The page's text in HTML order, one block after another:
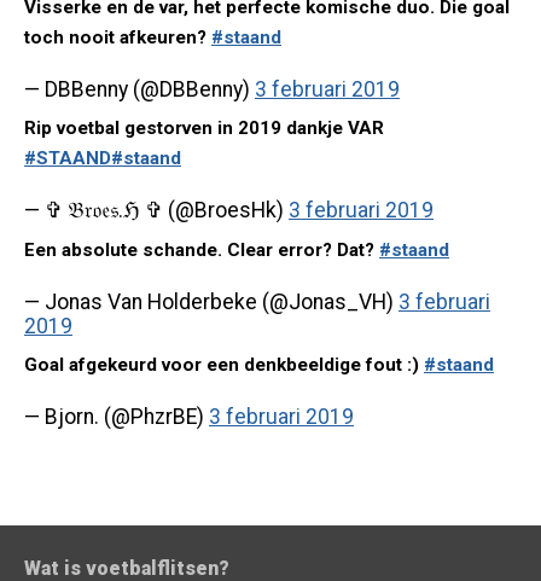
Visserke en de var, het perfecte komische duo. Die goal
toch nooit afkeuren? #staand
— DBBenny (@DBBenny) 3 februari 2019
Rip voetbal gestorven in 2019 dankje VAR
#STAAND#staand
— ✞ 𝔅𝔯𝔬𝔢𝔰.ℌ ✞ (@BroesHk) 3 februari 2019
Een absolute schande. Clear error? Dat? #staand
— Jonas Van Holderbeke (@Jonas_VH) 3 februari
2019
Goal afgekeurd voor een denkbeeldige fout :) #staand
— Bjorn. (@PhzrBE) 3 februari 2019
Wat is voetbalflitsen?